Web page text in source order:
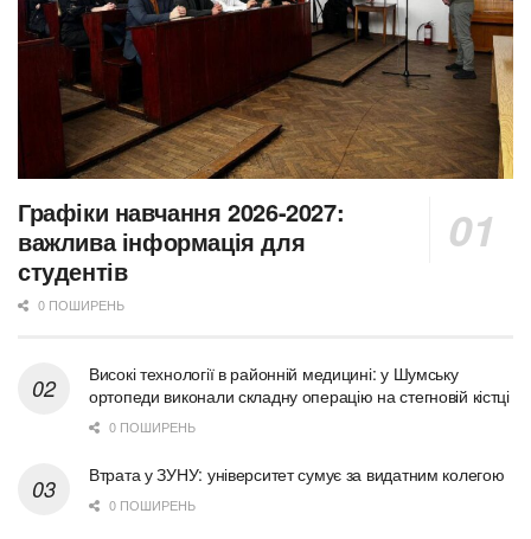
Графіки навчання 2026-2027:
важлива інформація для
студентів
0 ПОШИРЕНЬ
Високі технології в районній медицині: у Шумську
ортопеди виконали складну операцію на стегновій кістці
0 ПОШИРЕНЬ
Втрата у ЗУНУ: університет сумує за видатним колегою
0 ПОШИРЕНЬ